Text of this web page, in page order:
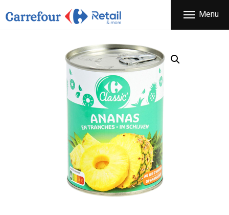
Menu
CARREFOUR
ΕΤΑΙΡΕΙΑ
ΠΡΟΪΟΝΤΑ
ΚΑΤΑΣΤΗΜΑΤΑ
ΠΡΟΣΦΟΡΕΣ
FRANCHISE
ΝΕΑ
ΕΠΙΚΟΙΝΩΝΙΑ